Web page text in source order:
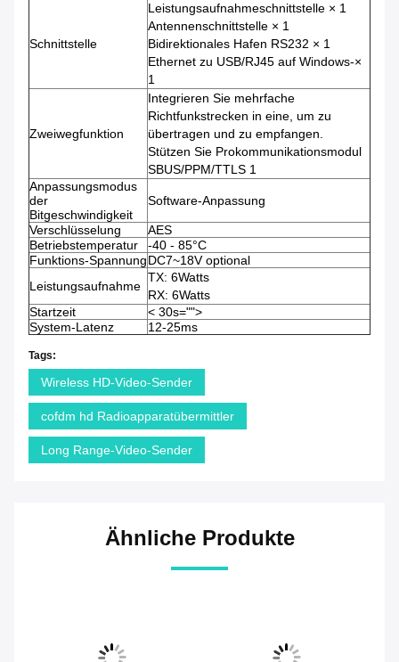
Schnittstelle
Leistungsaufnahmeschnittstelle × 1
Antennenschnittstelle × 1
Bidirektionales Hafen RS232 × 1
Ethernet zu USB/RJ45 auf Windows-×
1
Zweiwegfunktion
Integrieren Sie mehrfache
Richtfunkstrecken in eine, um zu
übertragen und zu empfangen.
Stützen Sie Prokommunikationsmodul
SBUS/PPM/TTLS 1
Anpassungsmodus
der
Bitgeschwindigkeit
Software-Anpassung
Verschlüsselung
AES
Betriebstemperatur
-40 - 85°C
Funktions-SpannungDC7~18V optional
Leistungsaufnahme
TX: 6Watts
RX: 6Watts
Startzeit
< 30s="">
System-Latenz
12-25ms
Tags:
Wireless HD-Video-Sender
cofdm hd Radioapparatübermittler
Long Range-Video-Sender
Ähnliche Produkte